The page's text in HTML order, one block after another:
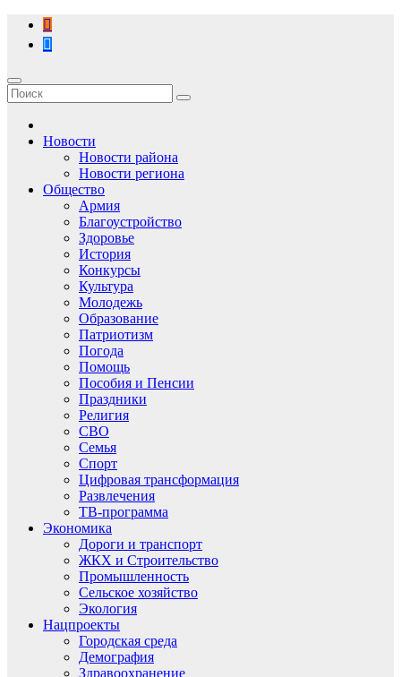
Перейти
содержимому
Новости
Новости района
Новости региона
Общество
Армия
Благоустройство
Здоровье
История
Конкурсы
Культура
Молодежь
Образование
Патриотизм
Погода
Помощь
Пособия и Пенсии
Праздники
Религия
СВО
Семья
Спорт
Цифровая трансформация
Развлечения
ТВ-программа
Экономика
Дороги и транспорт
ЖКХ и Строительство
Промышленность
Сельское хозяйство
Экология
Нацпроекты
Городская среда
Демография
Здравоохранение